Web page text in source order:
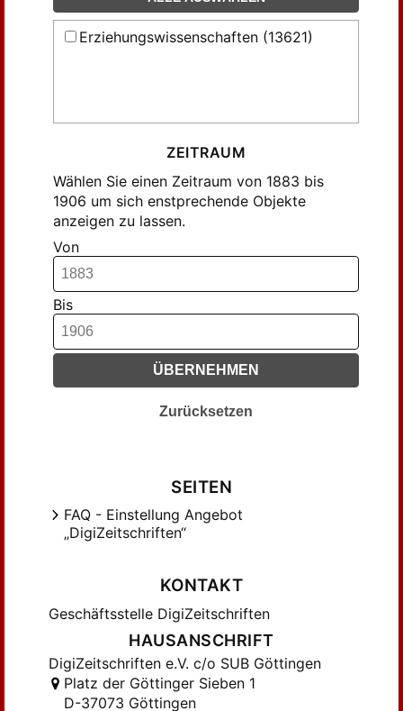
Blasel, ... (8)
Bludau, A. (8)
Buschmann, August (11)
Buschmann, Josef (11)
Buschmann, Joseph (15)
Büsch, Th. (15)
Cramer, Franz (14)
Curschmann, F. (11)
Dylewski, J. (9)
Dörwald, Paul (32)
Eichler, Hubert (12)
Elfes, ... (12)
Frank, Joseph (9)
Franke, ... (35)
Franke, J. M. (7)
Fritsch, ... (11)
Frommelt, ... (8)
Führer, A. (11)
Gehlen, ... (7)
Golling, J. (44)
Erziehungswissenschaften (13621)
ZEITRAUM
Wählen Sie einen Zeitraum von 1883 bis
1906 um sich enstprechende Objekte
anzeigen zu lassen.
Von
Bis
ÜBERNEHMEN
Zurücksetzen
SEITEN
FAQ - Einstellung Angebot
„DigiZeitschriften“
KONTAKT
Geschäftsstelle DigiZeitschriften
HAUSANSCHRIFT
DigiZeitschriften e.V. c/o SUB Göttingen
Platz der Göttinger Sieben 1
D-37073 Göttingen